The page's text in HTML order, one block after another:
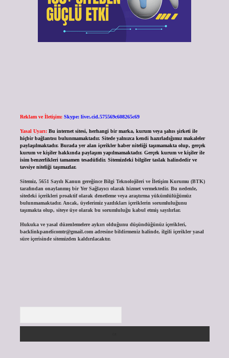
Reklam ve İletişim: Skype: live:.cid.575569c608265c69
Yasal Uyarı: Bu internet sitesi, herhangi bir marka, kurum veya şahıs şirketi ile
hiçbir bağlantısı bulunmamaktadır. Sitede yalnızca kendi hazırladığımız makaleler
paylaşılmaktadır. Burada yer alan içerikler haber niteliği taşımamakta olup, gerçek
kurum ve kişiler hakkında paylaşım yapılmamaktadır. Gerçek kurum ve kişiler ile
isim benzerlikleri tamamen tesadüfidir. Sitemizdeki bilgiler taslak halindedir ve
tavsiye niteliği taşımazlar.
Sitemiz, 5651 Sayılı Kanun gereğince Bilgi Teknolojileri ve İletişim Kurumu (BTK)
tarafından onaylanmış bir Yer Sağlayıcı olarak hizmet vermektedir. Bu nedenle,
sitedeki içerikleri proaktif olarak denetleme veya araştırma yükümlülüğümüz
bulunmamaktadır. Ancak, üyelerimiz yazdıkları içeriklerin sorumluluğunu
taşımakta olup, siteye üye olarak bu sorumluluğu kabul etmiş sayılırlar.
Hukuka ve yasal düzenlemelere aykırı olduğunu düşündüğünüz içerikleri,
backlinkpanelicomtr@gmail.comadresine bildirmeniz halinde, ilgili içerikler yasal
süre içerisinde sitemizden kaldırılacaktır.